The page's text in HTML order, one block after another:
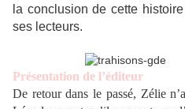
la conclusion de cette
ses lecteurs.
Présentation de l’éditeur
De retour dans le passé, Zélie